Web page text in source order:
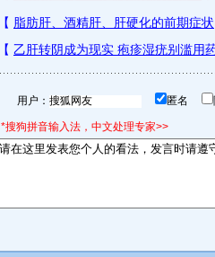
用户： 匿名
*搜狗拼音输入法，中文处理专家>>